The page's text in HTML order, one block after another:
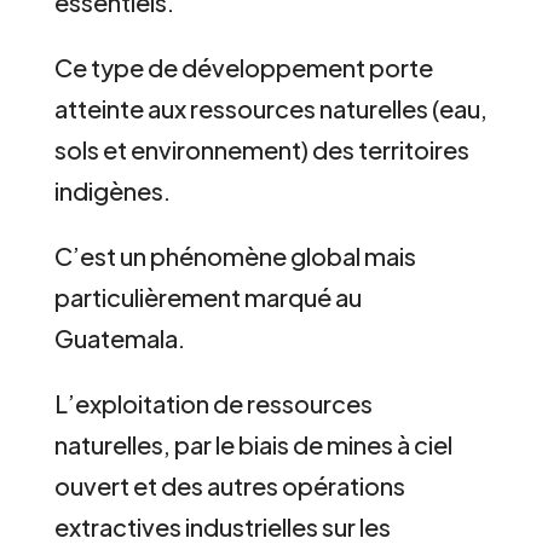
Ce type de développement porte
atteinte aux ressources naturelles (eau,
sols et environnement) des territoires
indigènes.
C’est un phénomène global mais
particulièrement marqué au
Guatemala.
L’exploitation de ressources
naturelles, par le biais de mines à ciel
ouvert et des autres opérations
extractives industrielles sur les